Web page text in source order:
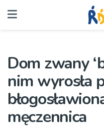
Dom zwany
nim wyrosła
męczennica